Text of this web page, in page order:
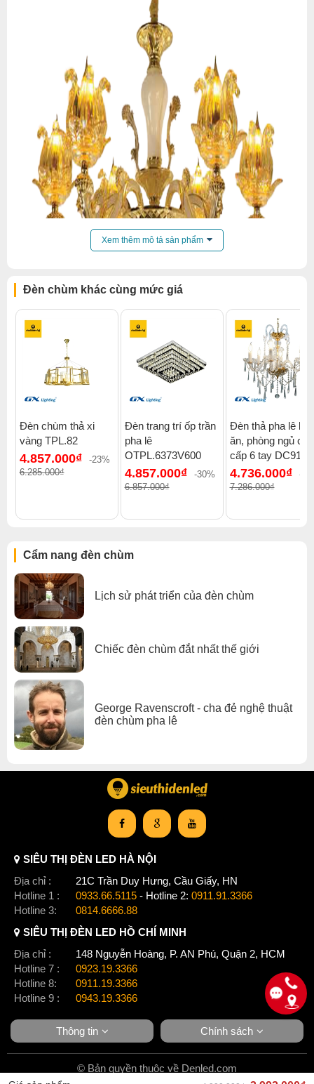
Click để xem thêm chiết khấu, quà tặng và khuyến mãi của
đèn chùm.
Xem thêm:
Đèn chùm cổ điển,Đèn chùm treo thả,
Đèn chùm pha lê Đèn chùm phòng khách
Xem thêm mô tả sản phẩm
Đèn chùm khác cùng mức giá
Đèn chùm thả xi
vàng TPL.82
4.857.000₫
-23%
6.285.000₫
Đèn trang trí ốp trần
pha lê
OTPL.6373V600
4.857.000₫
-30%
6.857.000₫
Đèn thả pha lê
ăn, phòng ngủ cao
cấp 6 tay
4.736.000₫
-
7.286.000₫
Cẩm nang đèn chùm
Lịch sử phát triển của đèn chùm
Chiếc đèn chùm đắt nhất thế giới
George Ravenscroft - cha đẻ nghệ thuật
đèn chùm pha lê
SIÊU THỊ ĐÈN LED HÀ NỘI
Địa chỉ :
21C Trần Duy Hưng, Cầu Giấy, HN
Hotline 1 :
0933.66.5115 - Hotline 2: 0911.91.3366
Hotline 3:
0814.6666.88
SIÊU THỊ ĐÈN LED HỒ CHÍ MINH
Địa chỉ :
148 Nguyễn Hoàng, P. AN Phú, Quận 2, HCM
Hotline 7 :
0923.19.3366
Hotline 8:
0911.19.3366
Hotline 9 :
0943.19.3366
Thông tin Chính sách
© Bản quyền thuộc về Denled.com